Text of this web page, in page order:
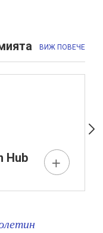
ВИЖ ПОВЕЧЕ
Hub